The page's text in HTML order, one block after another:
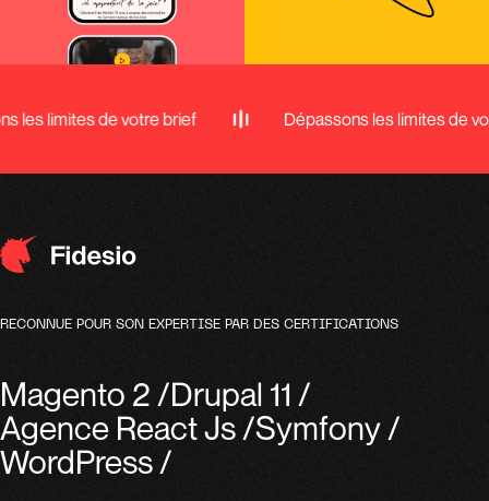
les limites de votre brief Dépassons les limites de
RECONNUE POUR SON EXPERTISE PAR DES CERTIFICATIONS
Magento 2 /Drupal 11 /
Agence React Js/Symfony/
WordPress/